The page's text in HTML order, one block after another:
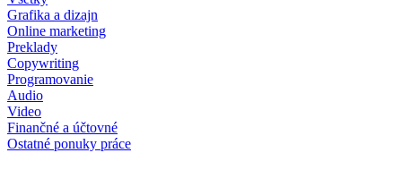
Grafika a dizajn
Online marketing
Preklady
Copywriting
Programovanie
Audio
Video
Finančné a účtovné
Ostatné ponuky práce